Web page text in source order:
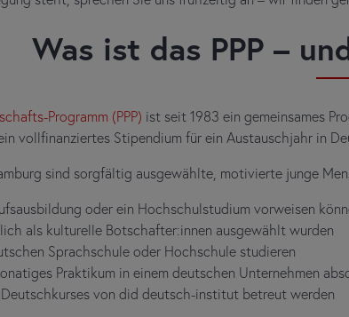
Was ist das PPP –
Programm (PPP) ist seit 1983 ein gemeinsames
vollfinanziertes Stipendium für ein Austauschjahr in
sind sorgfältig ausgewählte, motivierte junge
oder ein Hochschulstudium vorweisen
als kulturelle Botschafter:innen ausgewählt wurden
Sprachschule oder Hochschule studieren
Praktikum in einem deutschen Unternehmen
von did deutsch-institut betreut werden